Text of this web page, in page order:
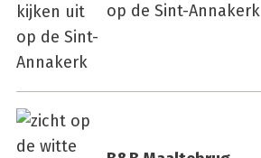
op de Sint-Annakerk